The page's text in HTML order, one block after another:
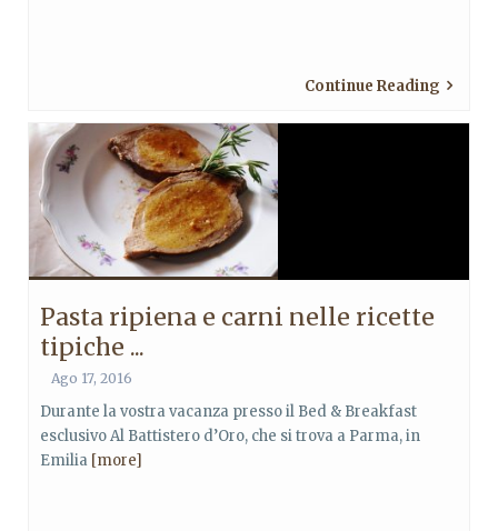
Continue Reading
Pasta ripiena e carni nelle ricette
tipiche ...
Ago 17, 2016
Durante la vostra vacanza presso il Bed & Breakfast
esclusivo Al Battistero d’Oro, che si trova a Parma, in
Emilia [more]